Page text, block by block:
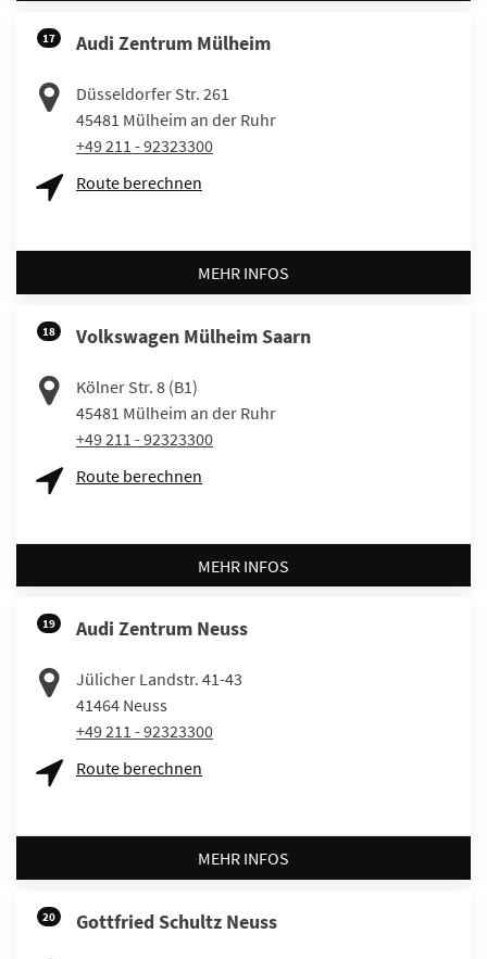
17 Audi Zentrum Mülheim
Düsseldorfer Str. 261
45481 Mülheim an der Ruhr
+49 211 - 92323300
Route berechnen
MEHR INFOS
18 Volkswagen Mülheim Saarn
Kölner Str. 8 (B1)
45481 Mülheim an der Ruhr
+49 211 - 92323300
Route berechnen
MEHR INFOS
19 Audi Zentrum Neuss
Jülicher Landstr. 41-43
41464 Neuss
+49 211 - 92323300
Route berechnen
MEHR INFOS
20 Gottfried Schultz Neuss